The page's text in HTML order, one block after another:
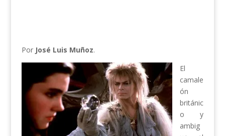
Por José Luis Muñoz.
El
camale
ón
británic
o y
ambig